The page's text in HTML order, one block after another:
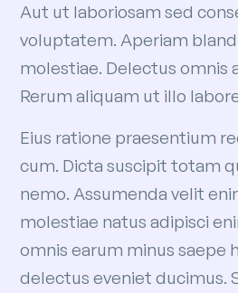
Aut ut laboriosam sed
voluptatem. Aperiam
molestiae. Delectus omnis
Rerum aliquam ut illo
Eius ratione praesentium
cum. Dicta suscipit totam
nemo. Assumenda velit
molestiae natus adipisci
omnis earum minus saepe
delectus eveniet ducimus.